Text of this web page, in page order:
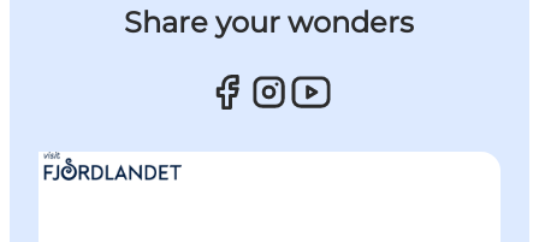
Share your wonders